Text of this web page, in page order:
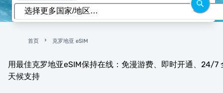
首页 克罗地亚 eSIM
用最佳克罗地亚eSIM保持在线：免漫游费、即时开通、24/7
天候支持